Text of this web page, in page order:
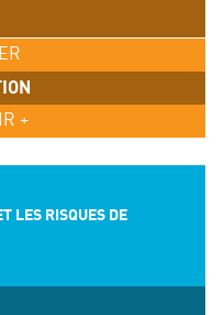
+
LES RISQUES DE